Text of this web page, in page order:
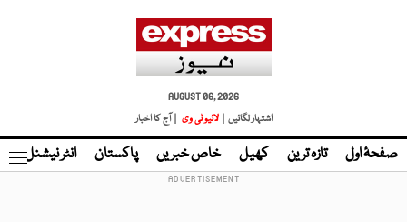
AUGUST 06, 2026
اشتہار لگائیں |
لائیو ٹی وی | آج کا اخبار
صفحۂ اول تازہ ترین کھیل خاص خبریں پاکستان انٹر نیشنل